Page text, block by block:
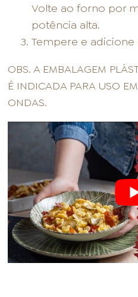
Volte ao forno por
potência alta.
Tempere e
OBS. A EMBALAGEM
É INDICADA PARA USO
ONDAS.